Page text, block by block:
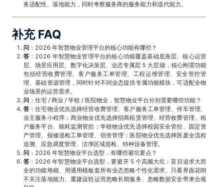
务适配性、落地能力，同时考察服务商的服务能力和迭代能力。
补充 FAQ
问 ：2026 年智慧物业管理平台的核心功能有哪些？
答 ：2026 年智慧物业管理平台的核心功能覆盖基础底座层、核心运营
层、场景应用层、数字化决策层、业态专属层 5 大层级，核心刚需功能
包括经营收费管理、客户服务工单管理、工程运维管理、安全管控管
理、基础资源管理，同时针对不同业态提供专属功能模块，可适配全物
业场景的运营需求。
问 ：住宅 / 商业 / 学校 / 医院物业，智慧物业平台分别需要哪些功能？
答 ：住宅物业优先选择经营收费管理、客户服务工单管理、停车管理、
业主服务小程序；商业物业优先选择招商租赁管理、经营收费管理、租
户服务平台、能耗监测管控；学校物业优先选择校园安全管控、固定资
产管理、报修巡检工单管理、宿舍管理；医院物业优先选择医废全流程
追溯、应急调度管理、洁净区域巡检、特种设备管理。
问 ：2026 年智慧物业平台选型，有哪些避坑要点？
答 ：2026 年智慧物业平台选型，要避开 5 个高频大坑：盲目追求大而
全的功能堆砌、用通用模板套所有业态忽略个性化需求、只看界面花哨
不关注落地能力、重建设轻运营忽略长期服务、忽略数据安全带来合规